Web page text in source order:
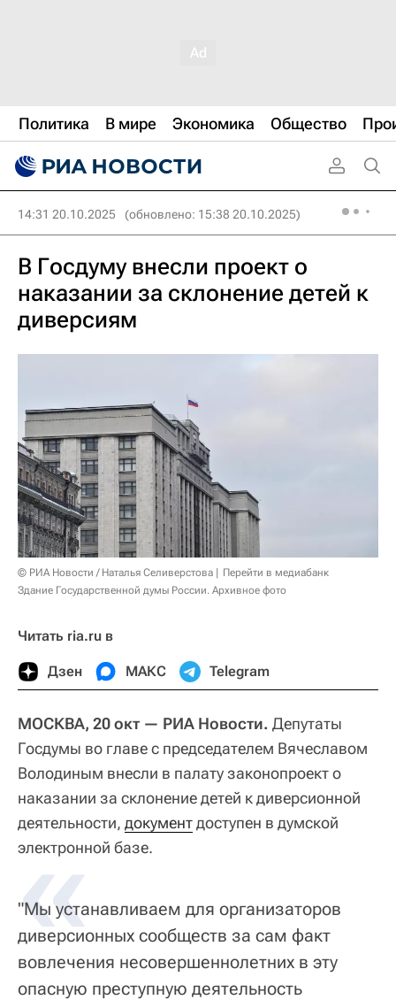
Политика В мире Экономика Общество
14:31 20.10.2025 (обновлено: 15:38 20.10.2025)
В Госдуму внесли проект о
наказании за склонение детей к
диверсиям
© РИА Новости / Наталья Селиверстова
Перейти в медиабанк
Здание Государственной думы России. Архивное фото
Читать ria.ru в
Дзен МАКС Telegram
МОСКВА, 20 окт — РИА Новости. Депутаты
Госдумы во главе с председателем Вячеславом
Володиным внесли в палату законопроект о
наказании за склонение детей к диверсионной
деятельности, документдоступен в думской
электронной базе.
«
"Мы устанавливаем для организаторов
диверсионных сообществ за сам факт
вовлечения несовершеннолетних в эту
опасную преступную деятельность